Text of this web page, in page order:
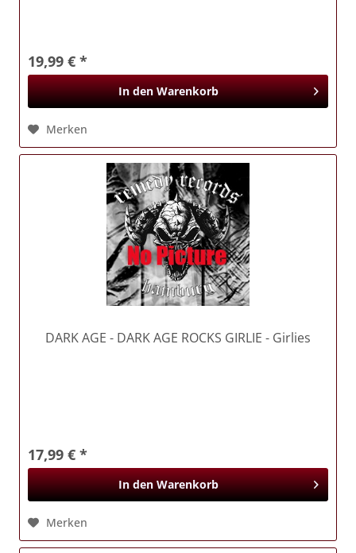
19,99 € *
In den Warenkorb
Merken
DARK AGE - DARK AGE ROCKS GIRLIE - Girlies
17,99 € *
In den Warenkorb
Merken